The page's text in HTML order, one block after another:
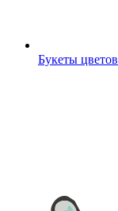
Букеты цветов